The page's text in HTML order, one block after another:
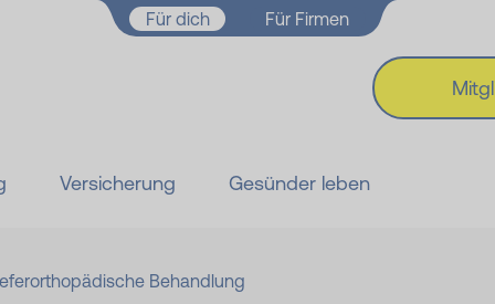
Zum Hauptinhalt springen
Für dich Für Firmen
Versicherung Gesünder leben
Behandlung